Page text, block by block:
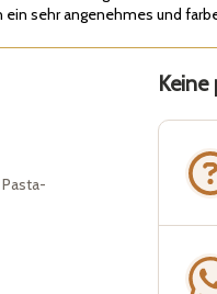
sehr angenehmes und